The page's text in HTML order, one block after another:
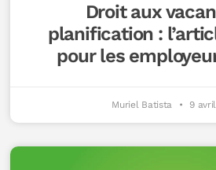
Droit aux
planification :
pour les
Muriel Batista 9